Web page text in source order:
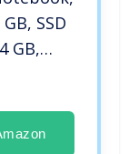
SSD
GB,
FHD